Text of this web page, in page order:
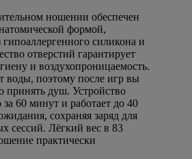
ношении обеспечен
формой,
силикона и
отверстий гарантирует
и воздухопроницаемость.
воды, поэтому после игр вы
принять душ. Устройство
за 60 минут и работает до 40
сохраняя заряд для
сессий. Лёгкий вес в 83
практически